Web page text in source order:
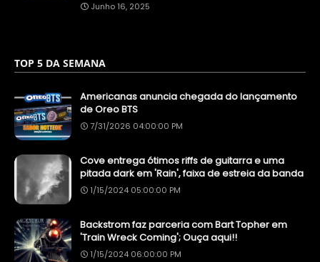
Junho 16, 2025
TOP 5 DA SEMANA
Americanas anuncia chegada do lançamento
de Oreo BTS
7/31/2026 04:00:00 PM
Cove entrega ótimos riffs de guitarra e uma
pitada dark em 'Rain', faixa de estreia da banda
1/15/2024 05:00:00 PM
Backstrom faz parceria com Bart Topher em
'Train Wreck Coming'; Ouça aqui!!
1/15/2024 06:00:00 PM